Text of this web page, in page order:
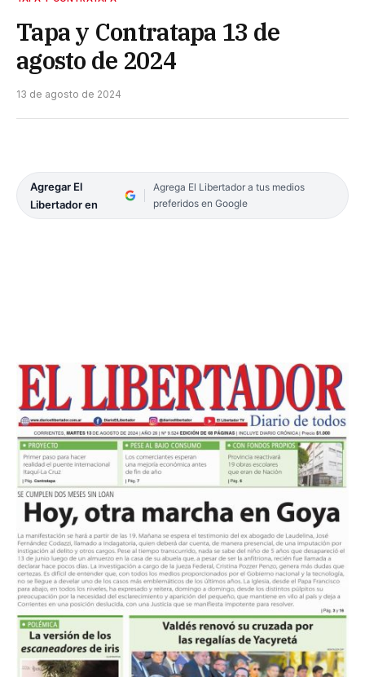
Tapa y Contratapa 13 de
agosto de 2024
13 de agosto de 2024
Agregar El
Libertador en
Agrega El Libertador a tus medios
preferidos en Google